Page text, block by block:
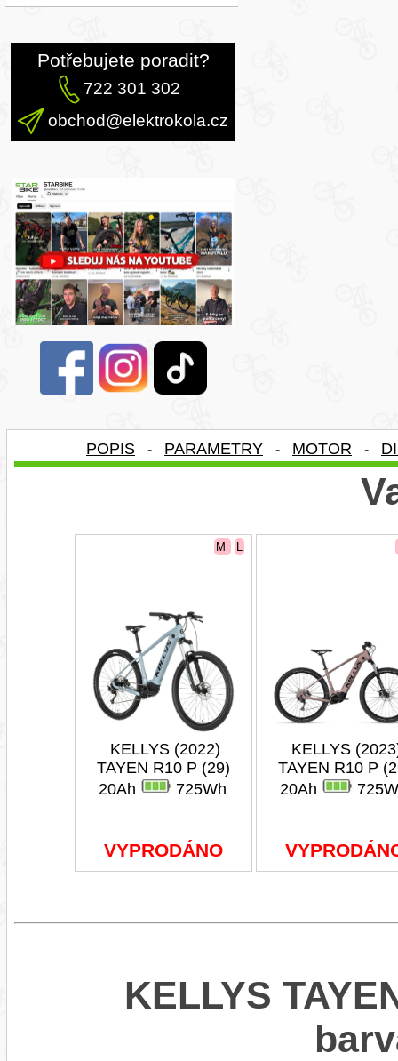
Potřebujete poradit?
722 301 302
obchod@elektrokola.cz
POPIS - PARAMETRY - MOTOR -
M L
KELLYS (2022)
TAYEN R10 P (29)
20Ah
725Wh
VYPRODÁNO
KELLYS
TAYEN R10 P
20Ah
KELLYS